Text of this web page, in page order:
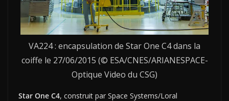
VA224 : encapsulation de Star One C4 dans la
coiffe le 27/06/2015 (© ESA/CNES/ARIANESPACE-
Optique Video du CSG)
Star One C4, construit par Space Systems/Loral